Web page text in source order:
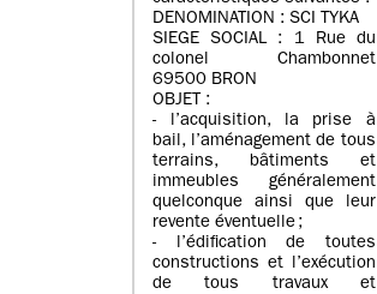
DENOMINATION : SCI TYKA
SIEGE SOCIAL : 1 Rue du
colonel Chambonnet
69500 BRON
OBJET :
- l’acquisition, la prise à
bail, l’aménagement de tous
terrains, bâtiments et
immeubles généralement
quelconque ainsi que leur
revente éventuelle ;
- l’édification de toutes
constructions et l’exécution
de tous travaux et